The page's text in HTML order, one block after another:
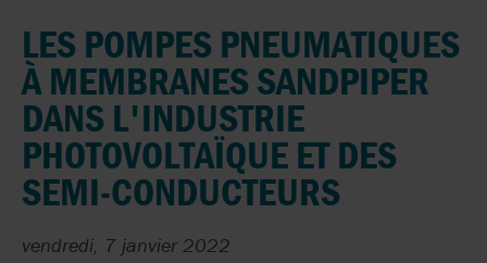
LES POMPES PNEUMATIQUES
À MEMBRANES SANDPIPER
DANS L'INDUSTRIE
PHOTOVOLTAÏQUE ET DES
SEMI-CONDUCTEURS
vendredi, 7 janvier 2022